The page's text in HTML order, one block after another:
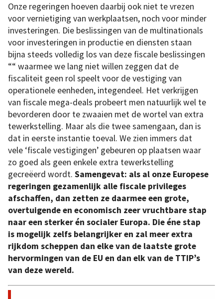
Onze regeringen hoeven daarbij ook niet te vrezen
voor vernietiging van werkplaatsen, noch voor minder
investeringen. Die beslissingen van de multinationals
voor investeringen in productie en diensten staan
bijna steeds volledig los van deze fiscale beslissingen
““ waarmee we lang niet willen zeggen dat de
fiscaliteit geen rol speelt voor de vestiging van
operationele eenheden, integendeel. Het verkrijgen
van fiscale mega-deals probeert men natuurlijk wel te
bevorderen door te zwaaien met de wortel van extra
tewerkstelling. Maar als die twee samengaan, dan is
dat in eerste instantie toeval. We zien immers dat
vele ‘fiscale vestigingen’ gebeuren op plaatsen waar
zo goed als geen enkele extra tewerkstelling
gecreëerd wordt. Samengevat: als al onze Europese
regeringen gezamenlijk alle fiscale privileges
afschaffen, dan zetten ze daarmee een grote,
overtuigende en economisch zeer vruchtbare stap
naar een sterker én socialer Europa. Die éne stap
is mogelijk zelfs belangrijker en zal meer extra
rijkdom scheppen dan elke van de laatste grote
hervormingen van de EU en dan elk van de TTIP’s
van deze wereld.